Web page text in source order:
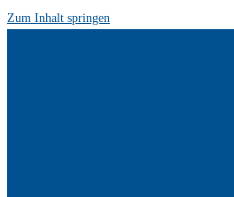
Zum Inhalt springen